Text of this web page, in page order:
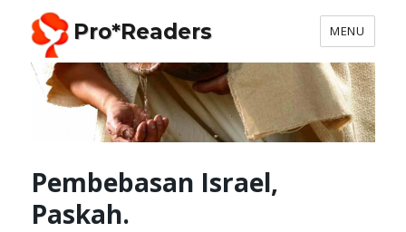
Pro*Readers MENU
Pembebasan Israel,
Paskah.